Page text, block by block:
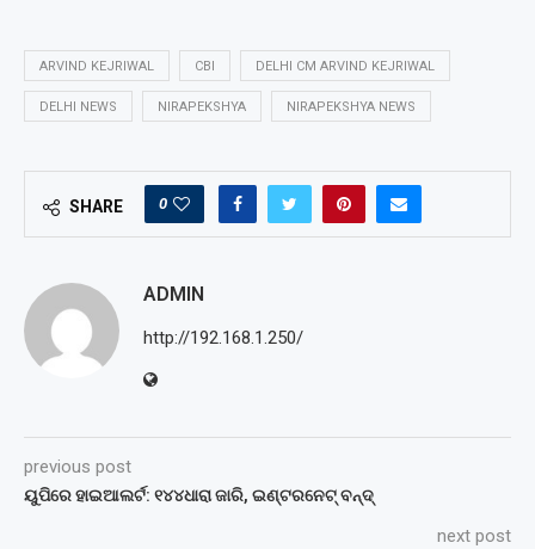
ARVIND KEJRIWAL CBI DELHI CM ARVIND KEJRIWAL
DELHI NEWS NIRAPEKSHYA NIRAPEKSHYA NEWS
SHARE 0
ADMIN
http://192.168.1.250/
previous post
ୟୁପିରେ ହାଇଆଲର୍ଟ: ୧୪୪ଧାରା ଜାରି, ଇଣ୍ଟରନେଟ୍ ବନ୍ଦ୍‌
next post